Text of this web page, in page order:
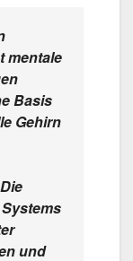
mentale
Basis
Gehirn
und